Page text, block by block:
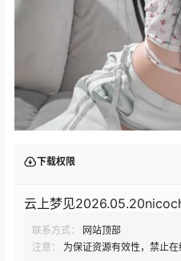
下载权限
云上梦见
联系方式：
网站顶部
注意：
为保证资源有效性，禁止